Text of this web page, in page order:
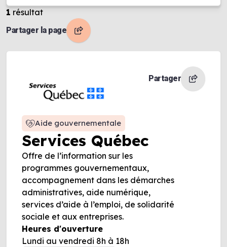
1 résultat
Partager la page
Services Québec
Partager
Aide gouvernementale
Offre de l’information sur les
programmes gouvernementaux,
accompagnement dans les démarches
administratives, aide numérique,
services d’aide à l’emploi, de solidarité
sociale et aux entreprises.
Heures d'ouverture
Lundi au vendredi 8h à 18h